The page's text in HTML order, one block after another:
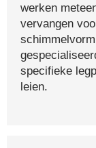
werken
vervangen
specifieke
leien.